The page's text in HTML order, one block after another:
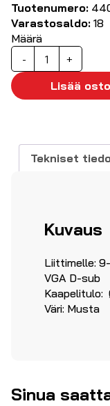
Tuotenumero:
Varastosaldo: 18
Määrä
-
Muovikotelo
9
napaiselle
D-
+
Lisää
Tekniset
Kuvaus
Liittimelle:
VGA D-sub
Kaapelitulo:
Väri: Musta
Sinua